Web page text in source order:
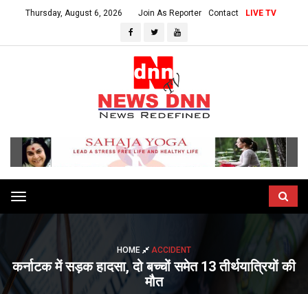
Thursday, August 6, 2026 Join As Reporter Contact LIVE TV
Toggle
navigation
HOME ACCIDENT
कर्नाटक में सड़क हादसा, दो बच्चों समेत 13 तीर्थयात्रियों की
मौत